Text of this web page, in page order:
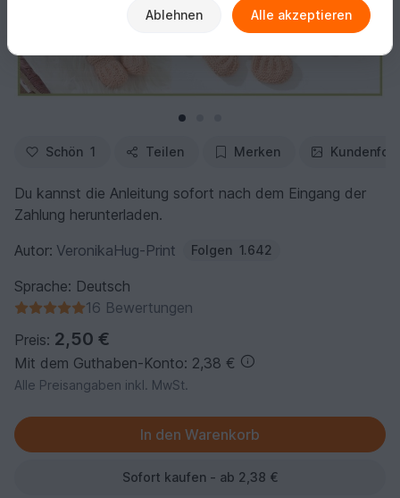
Schön 1 Teilen Merken
Du kannst die Anleitung sofort nach dem Eingang der
Zahlung herunterladen.
Autor: VeronikaHug-Print Folgen 1.642
Sprache: Deutsch
16 Bewertungen
Preis: 2,50 €
Mit dem Guthaben-Konto: 2,38 €
Alle Preisangaben inkl. MwSt.
Sofort kaufen - ab 2,38 €
Ablehnen Alle akzeptieren